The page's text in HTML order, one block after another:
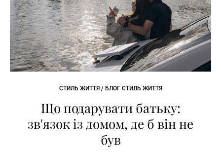
СТИЛЬ ЖИТТЯ / БЛОГ СТИЛЬ ЖИТТЯ
Що подарувати батьку:
зв'язок із домом, де б він не
був